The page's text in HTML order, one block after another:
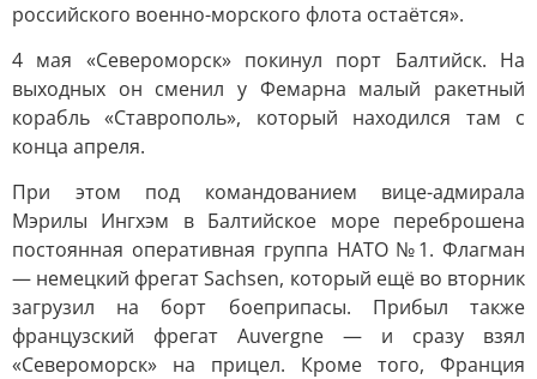
российского военно-морского флота остаётся».
4 мая «Североморск» покинул порт Балтийск. На
выходных он сменил у Фемарна малый ракетный
корабль «Ставрополь», который находился там с
конца апреля.
При этом под командованием вице-адмирала
Мэрилы Ингхэм в Балтийское море переброшена
постоянная оперативная группа НАТО №1. Флагман
— немецкий фрегат Sachsen, который ещё во вторник
загрузил на борт боеприпасы. Прибыл также
французский фрегат Auvergne — и сразу взял
«Североморск» на прицел. Кроме того, Франция